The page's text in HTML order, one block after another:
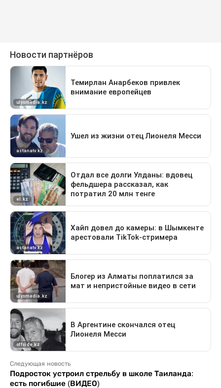
Следующая новость
Подросток устроил стрельбу в школе Таиланда:
есть погибшие (ВИДЕО)